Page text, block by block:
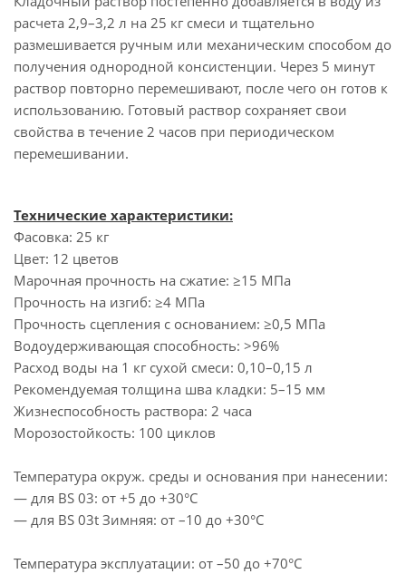
расчета 2,9–3,2 л на 25 кг смеси и тщательно
размешивается ручным или механическим способом до
получения однородной консистенции. Через 5 минут
раствор повторно перемешивают, после чего он готов к
использованию. Готовый раствор сохраняет свои
свойства в течение 2 часов при периодическом
перемешивании.
Технические характеристики:
Фасовка: 25 кг
Цвет: 12 цветов
Марочная прочность на сжатие: ≥15 МПа
Прочность на изгиб: ≥4 МПа
Прочность сцепления с основанием: ≥0,5 МПа
Водоудерживающая способность: >96%
Расход воды на 1 кг сухой смеси: 0,10–0,15 л
Рекомендуемая толщина шва кладки: 5–15 мм
Жизнеспособность раствора: 2 часа
Морозостойкость: 100 циклов
Температура окруж. среды и основания при нанесении:
— для BS 03: от +5 до +30°C
— для BS 03t Зимняя: от –10 до +30°C
Температура эксплуатации: от –50 до +70°C